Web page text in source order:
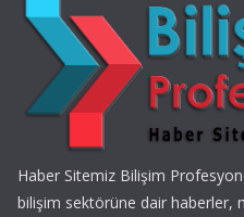
Haber Sitemiz Bilişim
bilişim sektörüne dair haberler,